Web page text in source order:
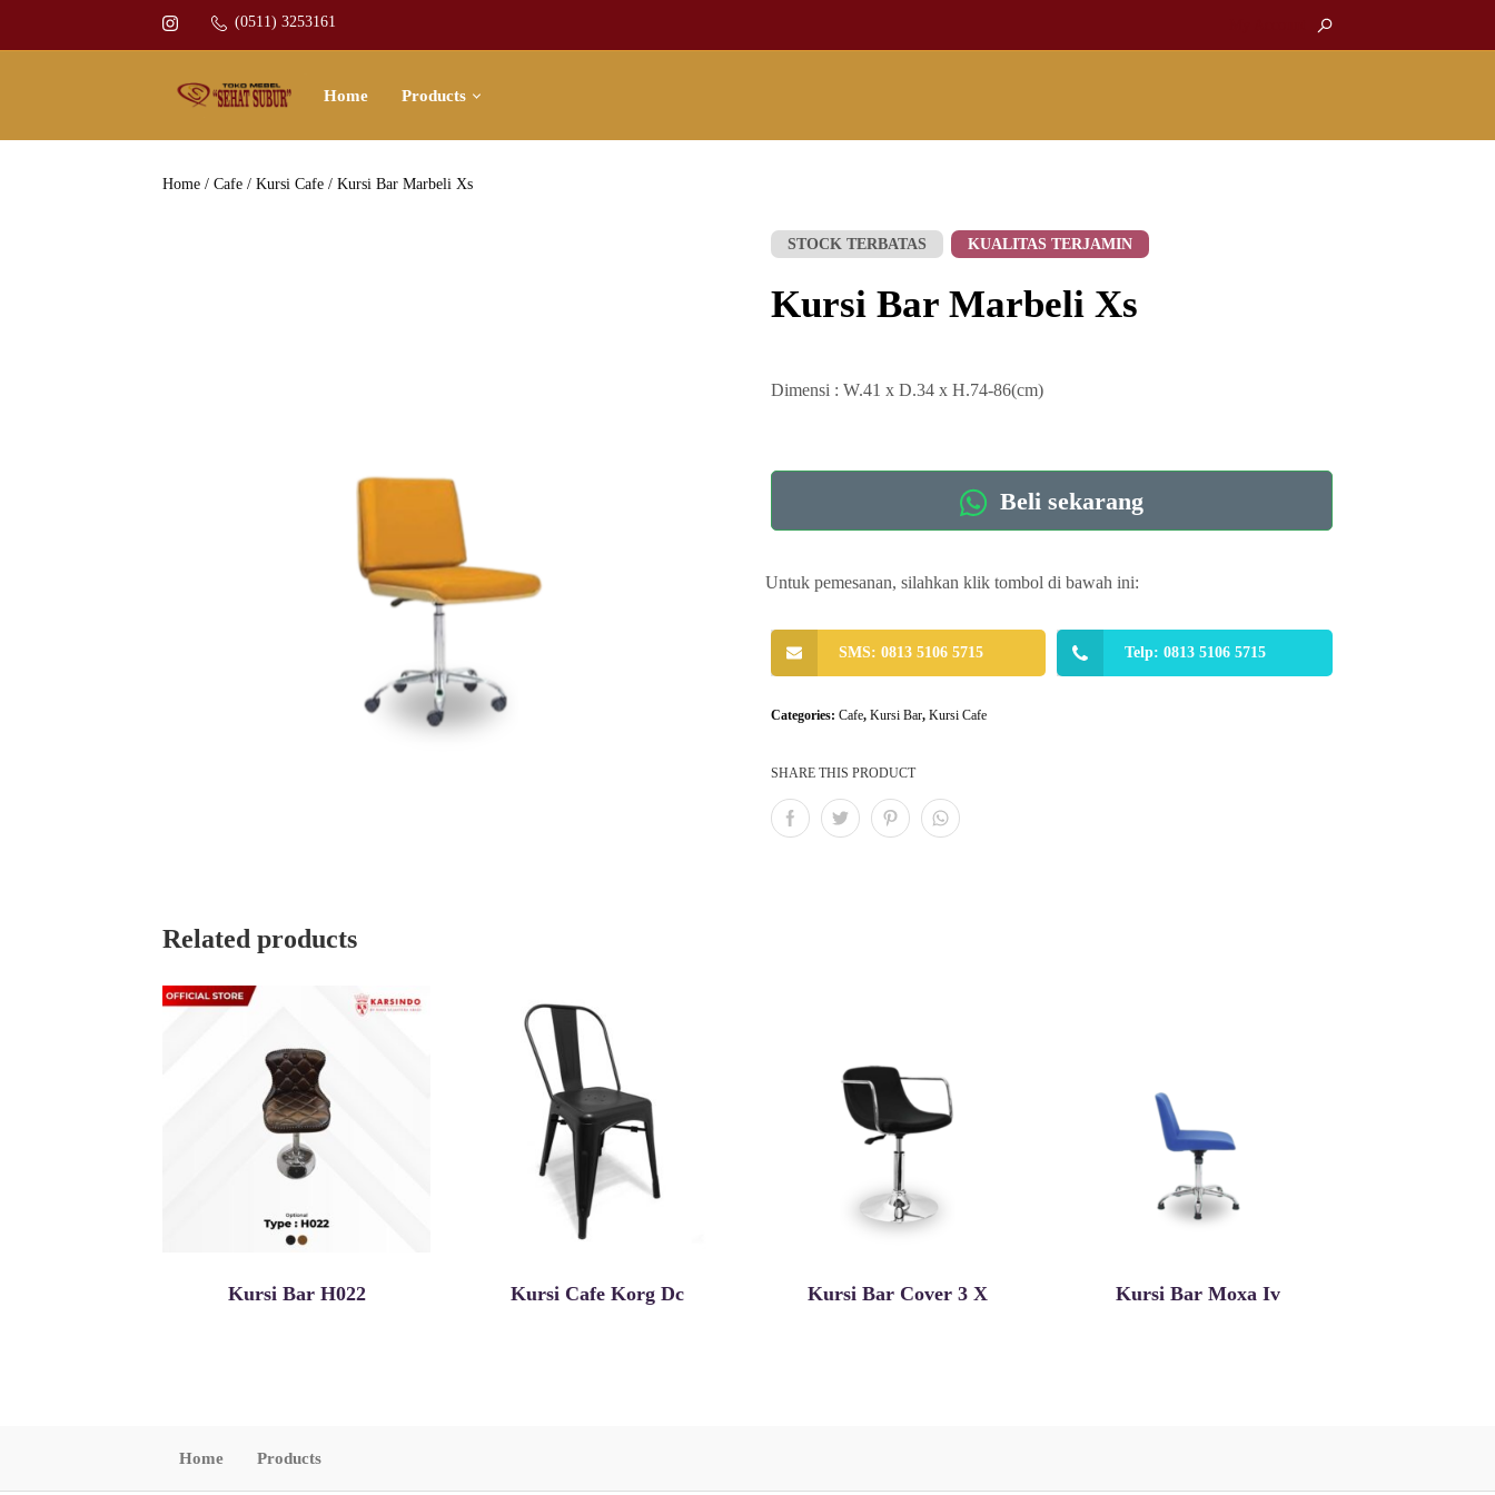
(0511) 3253161
Home Products
Home /Cafe /Kursi Cafe / Kursi Bar Marbeli Xs
STOCK TERBATAS KUALITAS TERJAMIN
Kursi Bar Marbeli Xs
Dimensi : W.41 x D.34 x H.74-86(cm)
Beli sekarang
Untuk pemesanan, silahkan klik tombol di bawah ini:
SMS: 0813 5106 5715 Telp: 0813 5106 5715
Categories:Cafe,Kursi Bar,Kursi Cafe
SHARE THIS PRODUCT
Related products
Kursi Bar H022 Kursi Cafe Korg Dc Kursi Bar Cover 3 X Kursi Bar Moxa Iv
Home Products